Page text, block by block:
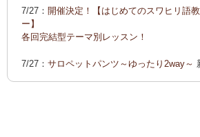
「ポイントカーニバル」開催中
◆お買い上げ商品へのご感想をお送り下さ
えるポイントプレゼント！詳しくは、
7/27： 開催決定！【はじめてのスワヒリ語
ー】
各回完結型テーマ別レッスン！
7/27： サロペットパンツ～ゆったり2way～